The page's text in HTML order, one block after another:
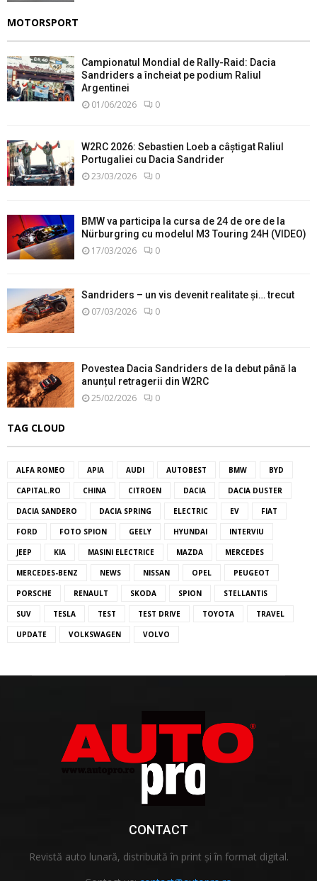
MOTORSPORT
Campionatul Mondial de Rally-Raid: Dacia
Sandriders a încheiat pe podium Raliul
Argentinei
01/06/2026 0
W2RC 2026: Sebastien Loeb a câștigat Raliul
Portugaliei cu Dacia Sandrider
23/03/2026 0
BMW va participa la cursa de 24 de ore de la
Nürburgring cu modelul M3 Touring 24H (VIDEO)
17/03/2026 0
Sandriders – un vis devenit realitate și… trecut
07/03/2026 0
Povestea Dacia Sandriders de la debut până la
anunțul retragerii din W2RC
25/02/2026 0
TAG CLOUD
ALFA ROMEO APIA AUDI AUTOBEST BMW BYD
CAPITAL.RO CHINA CITROEN DACIA DACIA DUSTER
DACIA SANDERO DACIA SPRING ELECTRIC EV FIAT
FORD FOTO SPION GEELY HYUNDAI INTERVIU
JEEP KIA MASINI ELECTRICE MAZDA MERCEDES
MERCEDES-BENZ NEWS NISSAN OPEL PEUGEOT
PORSCHE RENAULT SKODA SPION STELLANTIS
SUV TESLA TEST TEST DRIVE TOYOTA TRAVEL
UPDATE VOLKSWAGEN VOLVO
CONTACT
Revistă auto lunară, distribuită în print și în format digital.